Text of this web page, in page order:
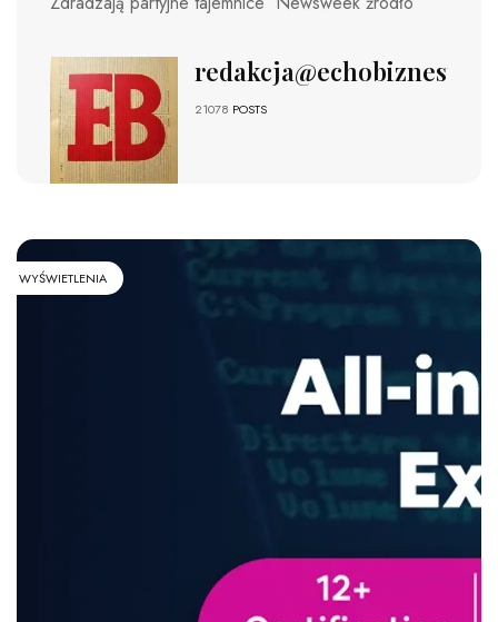
redakcja@echobiznesu.pl
21078 POSTS
WYŚWIETLENIA